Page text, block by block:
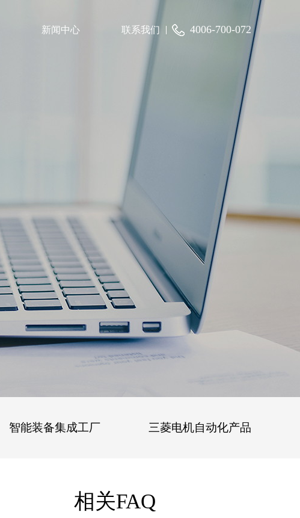
新闻中心 联系我们 4006-700-072
智能装备集成工厂 三菱电机自动化产品
相关FAQ